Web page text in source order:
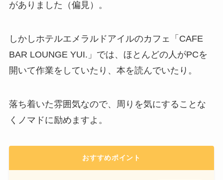
がありました（偏見）。
しかしホテルエメラルドアイルのカフェ「CAFE
BAR LOUNGE YUI.」では、ほとんどの人がPCを
開いて作業をしていたり、本を読んでいたり。
落ち着いた雰囲気なので、周りを気にすることな
くノマドに励めますよ。
おすすめポイント